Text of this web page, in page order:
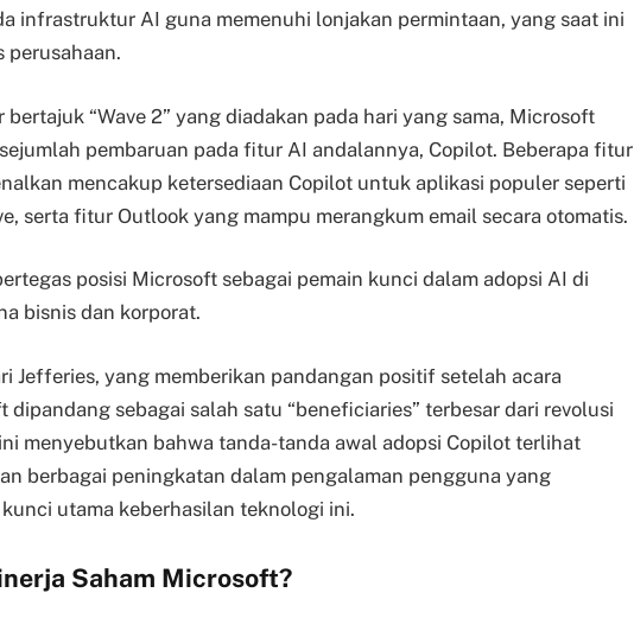
infrastruktur AI guna memenuhi lonjakan permintaan, yang saat ini
perusahaan.
bertajuk “Wave 2” yang diadakan pada hari yang sama, Microsoft
pembaruan pada fitur AI andalannya, Copilot. Beberapa fitur
mencakup ketersediaan Copilot untuk aplikasi populer seperti
serta fitur Outlook yang mampu merangkum email secara otomatis.
posisi Microsoft sebagai pemain kunci dalam adopsi AI di
bisnis dan korporat.
Jefferies, yang memberikan pandangan positif setelah acara
dipandang sebagai salah satu “beneficiaries” terbesar dari revolusi
menyebutkan bahwa tanda-tanda awal adopsi Copilot terlihat
berbagai peningkatan dalam pengalaman pengguna yang
utama keberhasilan teknologi ini.
Saham Microsoft?